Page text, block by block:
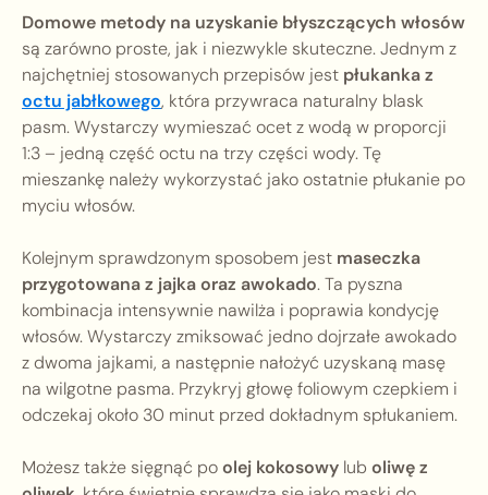
Domowe metody na uzyskanie błyszczących włosów
są zarówno proste, jak i niezwykle skuteczne. Jednym z
najchętniej stosowanych przepisów jest płukanka z
octu jabłkowego, która przywraca naturalny blask
pasm. Wystarczy wymieszać ocet z wodą w proporcji
1:3 – jedną część octu na trzy części wody. Tę
mieszankę należy wykorzystać jako ostatnie płukanie po
myciu włosów.
Kolejnym sprawdzonym sposobem jest maseczka
przygotowana z jajka oraz awokado. Ta pyszna
kombinacja intensywnie nawilża i poprawia kondycję
włosów. Wystarczy zmiksować jedno dojrzałe awokado
z dwoma jajkami, a następnie nałożyć uzyskaną masę
na wilgotne pasma. Przykryj głowę foliowym czepkiem i
odczekaj około 30 minut przed dokładnym spłukaniem.
Możesz także sięgnąć poolej kokosowy lub oliwę z